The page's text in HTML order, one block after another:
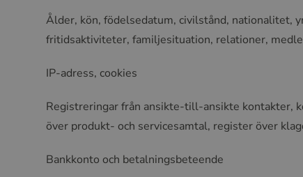
Ålder, kön, födelsedatum, civilstånd, nationalitet,
fritidsaktiviteter, familjesituation, relationer,
IP-adress, cookies
Registreringar från ansikte-till-ansikte kontakter,
över produkt- och servicesamtal, register över
Bankkonto och betalningsbeteende